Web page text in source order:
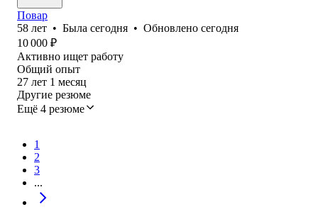
Повар
58 лет • Была сегодня • Обновлено сегодня
10 000 ₽
Активно ищет работу
Общий опыт
27 лет 1 месяц
Другие резюме
Ещё 4 резюме
1
2
3
...